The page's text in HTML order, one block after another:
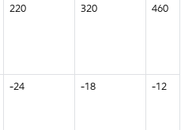
220 320 460
-24 -18 -12